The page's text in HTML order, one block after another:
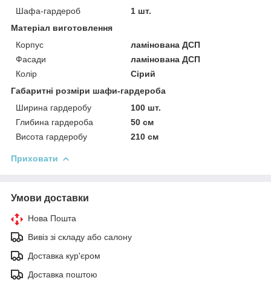
Шафа-гардероб
1 шт.
Матеріал виготовлення
Корпус
ламінована ДСП
Фасади
ламінована ДСП
Колір
Сірий
Габаритні розміри шафи-гардероба
Ширина гардеробу
100 шт.
Глибина гардероба
50 см
Висота гардеробу
210 см
Приховати
Умови доставки
Нова Пошта
Вивіз зі складу або салону
Доставка кур'єром
Доставка поштою